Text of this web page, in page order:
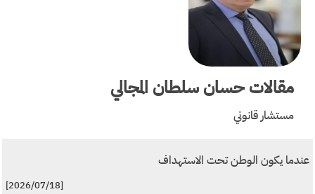
مقالاتحسان سلطان المجالي
مستشار قانوني
عندما يكون الوطن تحت الاستهداف
[2026/07/18]